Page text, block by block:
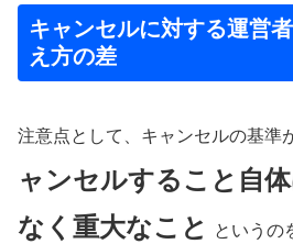
キャンセルに対する運営
え方の差
注意点として、キャンセルの基準
ャンセルすること自
なく重大なこと
というの